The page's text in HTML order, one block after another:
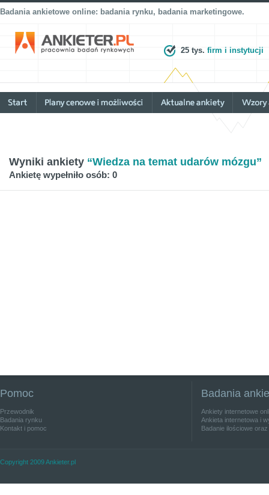
Badania ankietowe online: badania rynku, badania marketingowe.
25 tys. firm i instytucji
Wyniki ankiety “Wiedza na temat udarów mózgu”
Ankietę wypełniło osób: 0
Pomoc
Przewodnik
Badania rynku
Kontakt i pomoc
Badania
Ankiety internetowe
Ankieta internetowa i
Badanie ilościowe
Copyright 2009 Ankieter.pl